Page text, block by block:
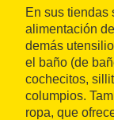
En sus tiendas
alimentación
demás
el baño (de
cochecitos,
columpios.
ropa, que